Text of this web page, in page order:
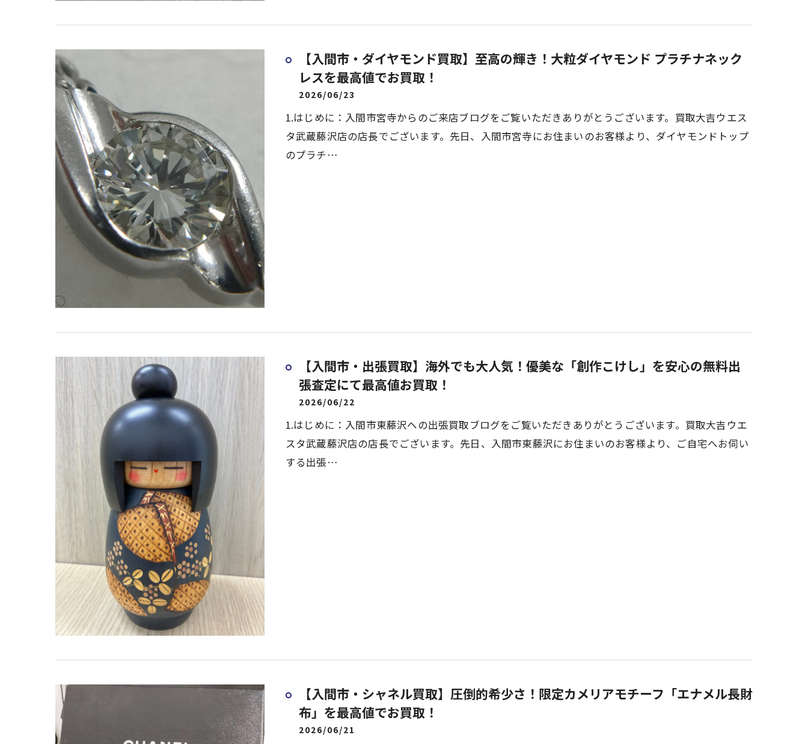
【入間市・ダイヤモンド買取】至高の輝き！大粒ダイヤモンド プラチナネック
レスを最高値でお買取！
2026/06/23
1.はじめに：入間市宮寺からのご来店ブログをご覧いただきありがとうございます。買取大吉ウエス
タ武蔵藤沢店の店長でございます。先日、入間市宮寺にお住まいのお客様より、ダイヤモンドトップ
のプラチ…
【入間市・出張買取】海外でも大人気！優美な「創作こけし」を安心の無料出
張査定にて最高値お買取！
2026/06/22
1.はじめに：入間市東藤沢への出張買取ブログをご覧いただきありがとうございます。買取大吉ウエ
スタ武蔵藤沢店の店長でございます。先日、入間市東藤沢にお住まいのお客様より、ご自宅へお伺い
する出張…
【入間市・シャネル買取】圧倒的希少さ！限定カメリアモチーフ「エナメル長財
布」を最高値でお買取！
2026/06/21